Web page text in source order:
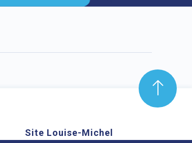
Site Louise-Michel